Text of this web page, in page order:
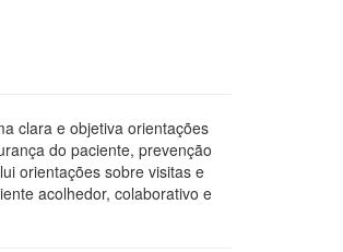
clara e objetiva orientações
do paciente, prevenção
orientações sobre visitas e
acolhedor, colaborativo e